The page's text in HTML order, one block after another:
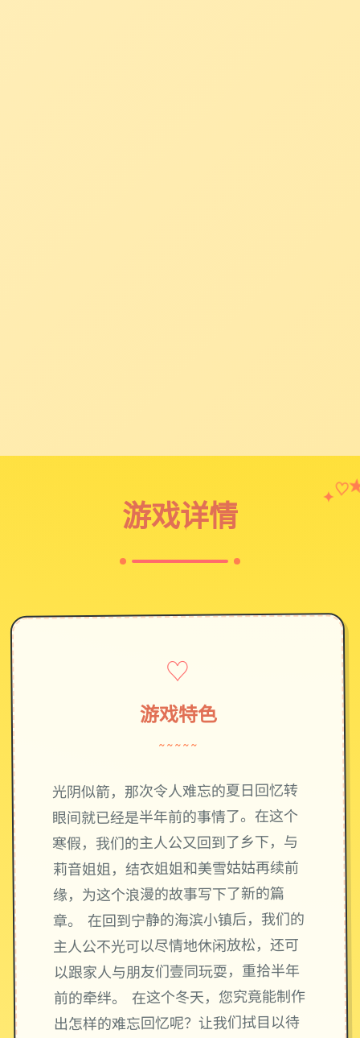
游戏详情
✦♡
♡
游戏特色
~~~~~
光阴似箭，那次令人难忘的夏日回忆转
眼间就已经是半年前的事情了。在这个
寒假，我们的主人公又回到了乡下，与
莉音姐姐，结衣姐姐和美雪姑姑再续前
缘，为这个浪漫的故事写下了新的篇
章。 在回到宁静的海滨小镇后，我们的
主人公不光可以尽情地休闲放松，还可
以跟家人与朋友们壹同玩耍，重拾半年
前的牵绊。 在这个冬天，您究竟能制作
出怎样的难忘回忆呢？让我们拭目以待